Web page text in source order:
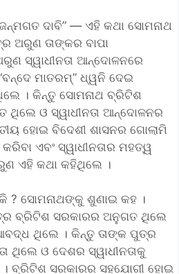
ଦାବି” — ଏହି କଥା ସୋମନାଥ
ଅରୁଣ ତାଙ୍କର ବାପା
ସ୍ୱାଧୀନତା ଆନ୍ଦୋଳନରେ
ମାତରମ୍” ଧ୍ୱନି ଦେଇ
। କିନ୍ତୁ ସୋମନାଥ ବ୍ରିଟିଶ
ଓ ସ୍ୱାଧୀନତା ଆନ୍ଦୋଳନର
ହୋଇ ବିଦେଶୀ ଶାସନର ଗୋଲାମି
ଏବଂ ସ୍ୱାଧୀନତାର ମହତ୍ୱ
ଏହି କଥା କହିଥିଲେ ।
? ସୋମନାଥଙ୍କୁ ଶୁଣାଇ କହ ।
ବ୍ରିଟିଶ ସରକାରର ଅନୁଗତ ଥିଲେ
ଥିଲେ । କିନ୍ତୁ ତାଙ୍କ ପୁତ୍ର
ଥିଲେ ଓ ଦେଶର ସ୍ୱାଧୀନତାକୁ
ବ୍ରିଟିଶ ସରକାରର ସହଯୋଗୀ ହୋଇ